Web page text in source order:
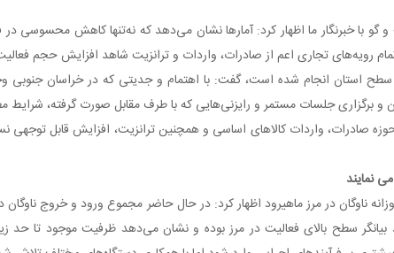
گو با خبرنگار ما اظهار کرد: آمارها نشان می‌دهد که نه‌تنها کاهش
رویه‌های تجاری اعم از صادرات، واردات و ترانزیت شاهد افزایش حجم
سطح استان انجام شده است، گفت: با اهتمام و جدیتی که در خراسان جنوبی
و برگزاری جلسات مستمر و رایزنی‌هایی که با طرف مقابل صورت گرفته،
صادرات، واردات کالاهای اساسی و همچنین ترانزیت، افزایش قابل
سطح بالای فعالیت در مرز بوده و نشان می‌دهد ظرفیت موجود تا